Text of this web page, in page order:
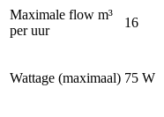
Maximale flow m³
per uur
16
Wattage (maximaal) 75 W